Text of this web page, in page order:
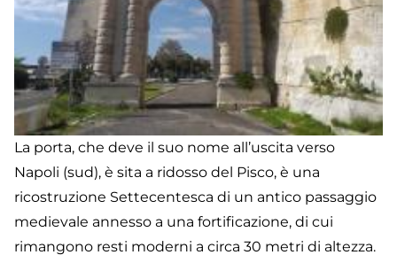
La porta, che deve il suo nome all’uscita verso
Napoli (sud), è sita a ridosso del Pisco, è una
ricostruzione Settecentesca di un antico passaggio
medievale annesso a una fortificazione, di cui
rimangono resti moderni a circa 30 metri di altezza.